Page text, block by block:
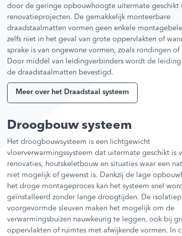
door de geringe opbouwhoogte uitermate geschikt
renovatieprojecten. De gemakkelijk monteerbare
draadstaalmatten vormen geen enkele
zelfs niet in het geval van grote oppervlakten of
sprake is van ongewone vormen, zoals rondingen
Door middel van leidingverbinders wordt de leiding
de draadstaalmatten bevestigd.
Meer over het Draadstaal systeem
Droogbouw systeem
Het droogbouwsysteem is een lichtgewicht
vloerverwarmingssysteem dat uitermate geschikt is
renovaties, houtskeletbouw en situaties waar een
niet mogelijk of gewenst is. Dankzij de lage
het droge montageproces kan het systeem snel
geïnstalleerd zonder lange droogtijden. De
voorgevormde sleuven maken het mogelijk om de
verwarmingsbuizen nauwkeurig te leggen, ook bij
oppervlakten of ruimtes met afwijkende vormen. In